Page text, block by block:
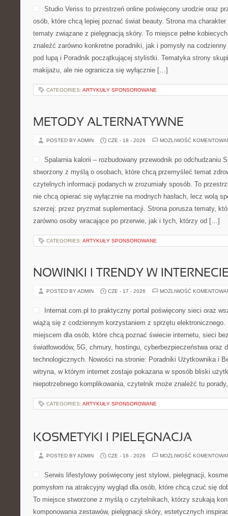
Studio Veriss to przestrzeń online poświęcony urodzie oraz
osób, które chcą lepiej poznać świat beauty. Strona ma
tematy związane z pielęgnacją skóry. To miejsce pełne
znaleźć zarówno konkretne poradniki, jak i pomysły na
pod lupą i Poradnik początkującej stylistki. Tematyka strony
makijażu, ale nie ogranicza się wyłącznie […]
CATEGORIES: ARTYKUŁY SPONSOROWANE
METODY ALTERNATYWNE
POSTED BY ADMIN CZE - 18 - 2026 MOŻLIWOŚĆ
Spalarnia kalorii – rozbudowany przewodnik po odchudzaniu
stworzony z myślą o osobach, które chcą przemyśleć temat
czytelnych informacji podanych w zrozumiały sposób. To
nie chcą opierać się wyłącznie na modnych hasłach, lecz wolą
szerzej: przez pryzmat suplementacji. Strona porusza tematy,
zarówno osoby wracające po przerwie, jak i tych, którzy od […]
CATEGORIES: ARTYKUŁY SPONSOROWANE
NOWINKI I TRENDY W
POSTED BY ADMIN CZE - 17 - 2026 MOŻLIWOŚĆ
Internat.com.pl to praktyczny portal poświęcony sieci oraz
wiążą się z codziennym korzystaniem z sprzętu
miejscem dla osób, które chcą poznać świecie internetu, sieci
światłowodów, 5G, chmury, hostingu, cyberbezpieczeństwa oraz
technologicznych. Nowości na stronie: Poradniki Użytkownika i
witryna, w którym internet zostaje pokazana w sposób bliski
niepotrzebnego komplikowania, czytelnik może znaleźć tu
CATEGORIES: ARTYKUŁY SPONSOROWANE
KOSMETYKI I PIELĘGNACJA
POSTED BY ADMIN CZE - 16 - 2026 MOŻLIWOŚĆ
Serwis lifestylowy poświęcony jest stylowi, pielęgnacji,
pomysłom na atrakcyjny wygląd dla osób, które chcą czuć się
To miejsce stworzone z myślą o czytelnikach, którzy szukają
komponowania zestawów, pielęgnacji skóry, estetycznych